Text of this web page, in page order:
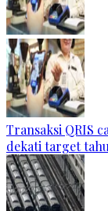
Transaksi QRIS
dekati target